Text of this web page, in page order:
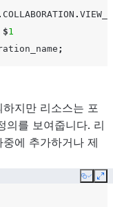
COLLABORATION .
$1
;
지만 리소스는 포
의를 보여줍니다. 리
에 추가하거나 제
Copy